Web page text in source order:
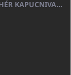
GYERMEK FÜRDŐKÖPENY BEYAZ, FROTE FEHÉR KAPUCNIVAL (400GR)